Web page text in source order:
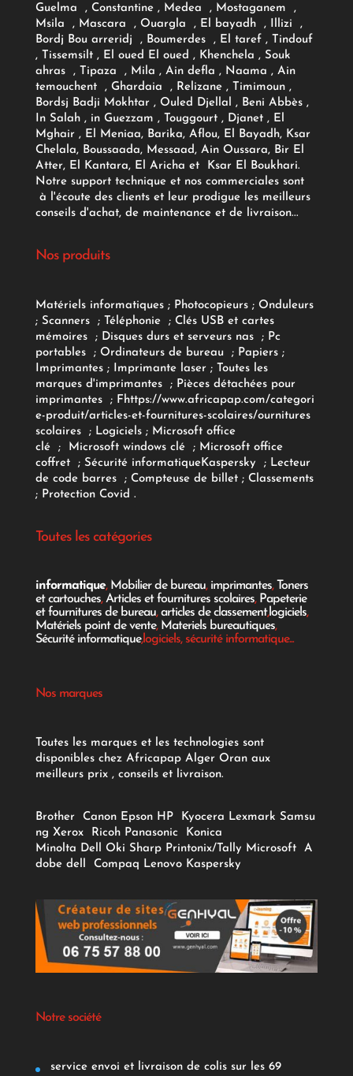
Guelma , Constantine , Medea , Mostaganem ,
Msila , Mascara , Ouargla , El bayadh , Illizi ,
Bordj Bou arreridj , Boumerdes , El taref , Tindouf
, Tissemsilt , El oued El oued , Khenchela , Souk
ahras , Tipaza , Mila , Ain defla , Naama , Ain
temouchent , Ghardaia , Relizane , Timimoun ,
Bordsj Badji Mokhtar , Ouled Djellal , Beni Abbès ,
In Salah , in Guezzam , Touggourt , Djanet , El
Mghair , El Meniaa, Barika, Aflou, El Bayadh, Ksar
Chelala, Boussaada, Messaad, Ain Oussara, Bir El
Atter, El Kantara, El Aricha et Ksar El Boukhari.
Notre support technique et nos commerciales sont
à l'écoute des clients et leur prodigue les meilleurs
conseils d'achat, de maintenance et de livraison...
Nos produits
Matériels informatiques; Photocopieurs; Onduleurs
; Scanners ; Téléphonie ; Clés USB et cartes
mémoires
; Disques durs et serveurs nas ; Pc
portables
; Ordinateurs de bureau ; Papiers;
Imprimantes;Imprimante laser; Toutes les
marques d'imprimantes
; Pièces détachées pour
imprimantes
; Fhttps://www.africapap.com/categori
e-produit/articles-et-fournitures-scolaires/ournitures
scolaires; Logiciels ; Microsoft office
clé
; Microsoft windows clé; Microsoft office
coffret ; Sécurité informatiqueKaspersky ; Lecteur
de code barres
; Compteuse de billet; Classements
; Protection Covid .
Toutes les catégories
informatique, Mobilier de bureau, imprimantes, Toners
et cartouches,Articles et fournitures scolaires, Papeterie
et fournitures de bureau,articles de classement,logiciels,
Matériels point de vente, Materiels bureautiques,
Sécurité informatique,logiciels, sécurité informatique...
Nos marques
Toutes les marques et les technologies sont
disponibles chez Africapap Alger Oran aux
meilleurs prix , conseils et livraison.
Brother Canon Epson HP Kyocera Lexmark Samsu
ng Xerox Ricoh Panasonic
Konica
Minolta Dell Oki Sharp Printonix/Tally Microsoft
A
dobe dell Compaq Lenovo Kaspersky
Notre société
service envoi et livraison de colis sur les 69